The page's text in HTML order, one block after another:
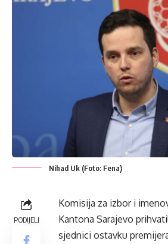
Nihad Uk (Foto: Fena)
PODIJELI
Komisija za izbor i
Kantona Sarajevo
sjednici ostavku